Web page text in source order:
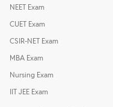
NEET Exam
CUET Exam
CSIR-NET Exam
MBA Exam
Nursing Exam
IIT JEE Exam